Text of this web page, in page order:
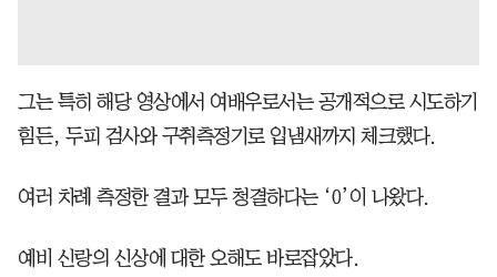
그는 특히 해당 영상에서 여배우로서는 공개적으로 시도하기
힘든, 두피 검사와 구취측정기로 입냄새까지 체크했다.
여러 차례 측정한 결과 모두 청결하다는 ‘0’이 나왔다.
예비 신랑의 신상에 대한 오해도 바로잡았다.